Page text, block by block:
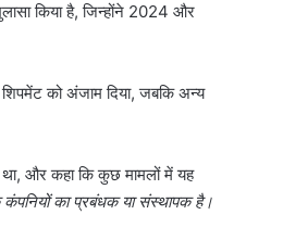
किया है, जिन्होंने 2024 और
को अंजाम दिया, जबकि अन्य
था, और कहा कि कुछ मामलों में यह
का प्रबंधक या संस्थापक है।